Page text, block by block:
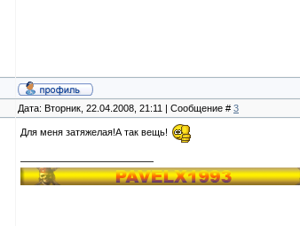
Дата: Вторник, 22.04.2008, 21:11 | Сообщение # 3
Для меня затяжелая!А так вещь!